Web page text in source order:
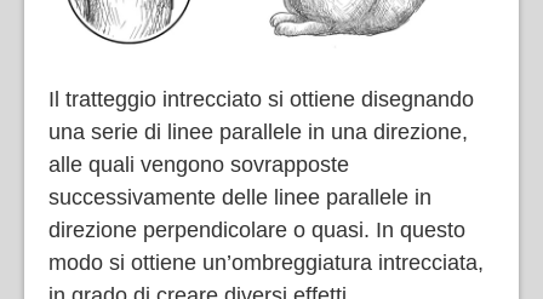
Il tratteggio intrecciato si ottiene disegnando
una serie di linee parallele in una direzione,
alle quali vengono sovrapposte
successivamente delle linee parallele in
direzione perpendicolare o quasi. In questo
modo si ottiene un’ombreggiatura intrecciata,